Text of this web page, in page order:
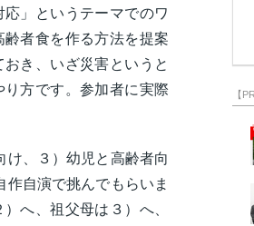
応」というテーマでのワ
者食を作る方法を提案
き、いざ災害というと
方です。参加者に実際
け、３）幼児と高齢者向
自演で挑んでもらいま
へ、祖父母は３）へ、
【